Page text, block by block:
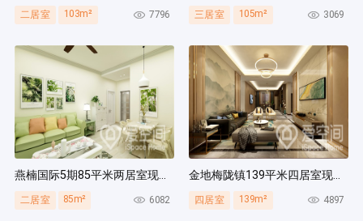
二居室 103m² 7796 三居室 105m² 3069
燕楠国际5期85平米两居室现代简约风装修案例
二居室 85m² 6082
金地梅陇镇139平米四居室现代简约风装修案例
四居室 139m² 4897